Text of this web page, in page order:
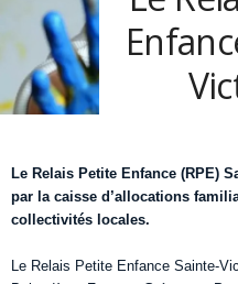
Le Relais Petite Enfance (RPE)
par la caisse d’allocations
collectivités locales.
Le Relais Petite Enfance Sainte-